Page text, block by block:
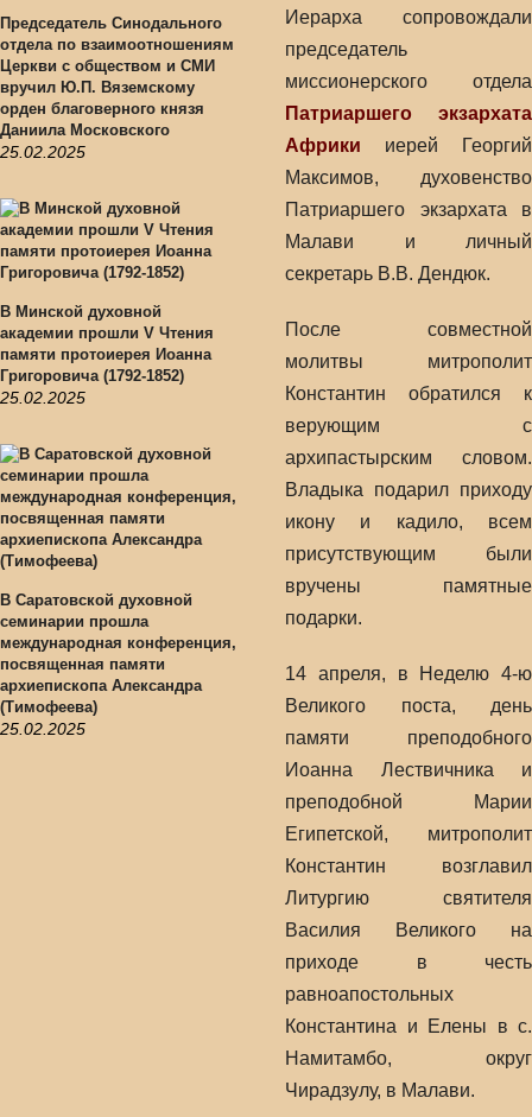
Председатель Синодального
отдела по взаимоотношениям
Церкви с обществом и СМИ
вручил Ю.П. Вяземскому
орден благоверного князя
Даниила Московского
25.02.2025
В Минской духовной
академии прошли V Чтения
памяти протоиерея Иоанна
Григоровича (1792-1852)
25.02.2025
В Саратовской духовной
семинарии прошла
международная конференция,
посвященная памяти
архиепископа Александра
(Тимофеева)
25.02.2025
Иерарха сопровождали
председатель
миссионерского отдела
Патриаршего экзархата
Африки иерей Георгий
Максимов, духовенство
Патриаршего экзархата в
Малави и личный
секретарь В.В. Дендюк.
После совместной
молитвы митрополит
Константин обратился к
верующим с
архипастырским словом.
Владыка подарил приходу
икону и кадило, всем
присутствующим были
вручены памятные
подарки.
14 апреля, в Неделю 4-ю
Великого поста, день
памяти преподобного
Иоанна Лествичника и
преподобной Марии
Египетской, митрополит
Константин возглавил
Литургию святителя
Василия Великого на
приходе в честь
равноапостольных
Константина и Елены в с.
Намитамбо, округ
Чирадзулу, в Малави.